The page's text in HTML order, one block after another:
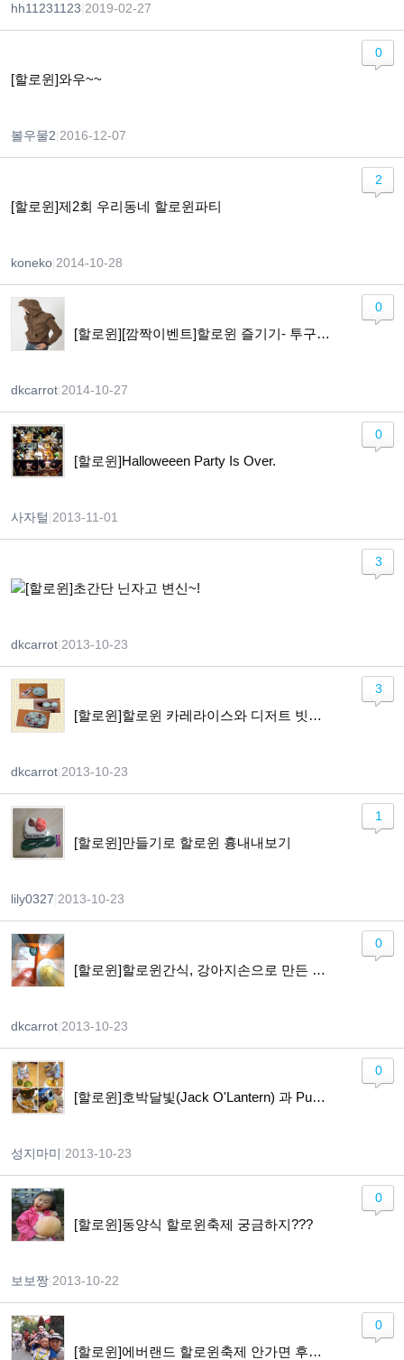
hh11231123 2019-02-27
[할로윈]와우~~
볼우물2 2016-12-07
0
[할로윈]제2회 우리동네 할로윈파티
koneko 2014-10-28
2
[할로윈][깜짝이벤트]할로윈 즐기기- 투구와 갑옷 만들기
dkcarrot 2014-10-27
0
[할로윈]Halloweeen Party Is Over.
사자털 2013-11-01
0
[할로윈]초간단 닌자고 변신~!
dkcarrot 2013-10-23
3
[할로윈]할로윈 카레라이스와 디저트 빗자루~~!
dkcarrot 2013-10-23
3
[할로윈]만들기로 할로윈 흉내내보기
lily0327 2013-10-23
1
[할로윈]할로윈간식, 강아지손으로 만든 머핀 ㅠㅠ
dkcarrot 2013-10-23
0
[할로윈]호박달빛(Jack O'Lantern) 과 Pumpkin Ice Cream만들기
성지마미 2013-10-23
0
[할로윈]동양식 할로윈축제 궁금하지???
보보짱 2013-10-22
0
[할로윈]에버랜드 할로윈축제 안가면 후회!!!
0